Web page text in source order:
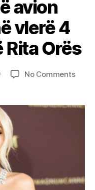
avion
vlerë 4
Rita Orës
No Commentson
avion
të